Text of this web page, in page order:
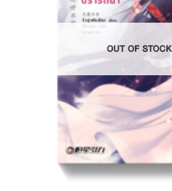
OUT OF STOCK